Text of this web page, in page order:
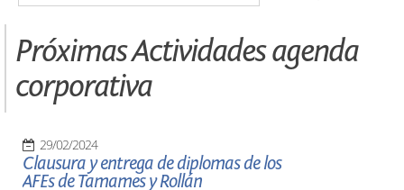
Próximas Actividades agenda
corporativa
29/02/2024
Clausura y entrega de diplomas de los
AFEs de Tamames y Rollán